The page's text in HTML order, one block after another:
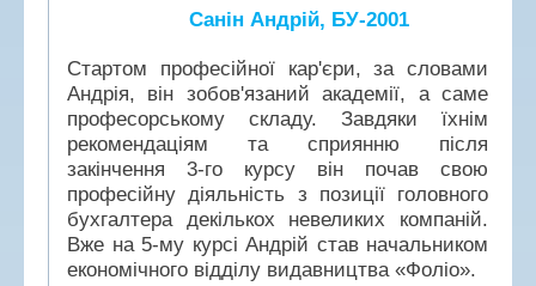
Санін Андрій, БУ-2001
Стартом професійної кар'єри, за словами
Андрія, він зобов'язаний академії, а саме
професорському складу. Завдяки їхнім
рекомендаціям та сприянню після
закінчення 3-го курсу він почав свою
професійну діяльність з позиції головного
бухгалтера декількох невеликих компаній.
Вже на 5-му курсі Андрій став начальником
економічного відділу видавництва «Фоліо».